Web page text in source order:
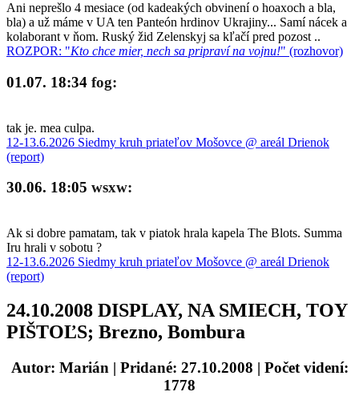
Ani neprešlo 4 mesiace (od kadeakých obvinení o hoaxoch a bla,
bla) a už máme v UA ten Panteón hrdinov Ukrajiny... Samí nácek a
kolaborant v ňom. Ruský žid Zelenskyj sa kľačí pred pozost ..
ROZPOR: "Kto chce mier, nech sa pripraví na vojnu!" (rozhovor)
01.07. 18:34 fog:
tak je. mea culpa.
12-13.6.2026 Siedmy kruh priateľov Mošovce @ areál Drienok
(report)
30.06. 18:05 wsxw:
Ak si dobre pamatam, tak v piatok hrala kapela The Blots. Summa
Iru hrali v sobotu ?
12-13.6.2026 Siedmy kruh priateľov Mošovce @ areál Drienok
(report)
24.10.2008 DISPLAY, NA SMIECH, TOY
PIŠTOĽS; Brezno, Bombura
Autor: Marián | Pridané: 27.10.2008 | Počet videní:
1778